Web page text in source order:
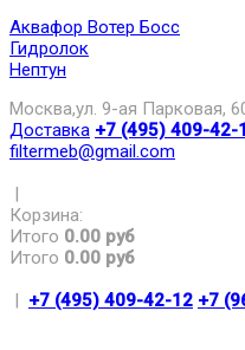
Аквафор Вотер Босс
Гидролок
Нептун
Москва,ул. 9-ая Парковая,
Доставка +7 (495) 409-42-
filtermeb@gmail.com
|
Корзина:
Итого 0.00 руб
Итого 0.00 руб
| +7 (495) 409-42-12 +7